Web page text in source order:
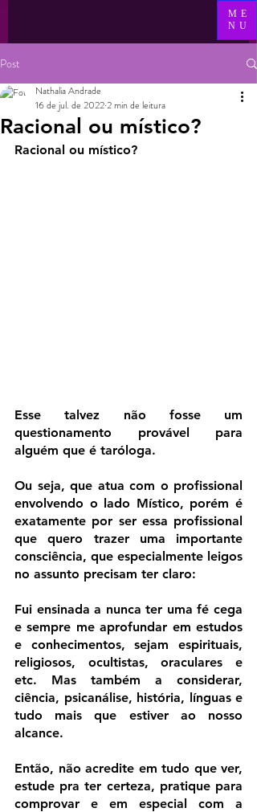
ME
NU
Post
Racional ou místico?
Nathalia Andrade
16 de jul. de 20222 min de leitura
Racional ou místico?
Esse talvez não fosse um
questionamento provável para
alguém que é taróloga.
Ou seja, que atua com o profissional
envolvendo o lado Místico, porém é
exatamente por ser essa profissional
que quero trazer uma importante
consciência, que especialmente leigos
no assunto precisam ter claro:
Fui ensinada a nunca ter uma fé cega
e sempre me aprofundar em estudos
e conhecimentos, sejam espirituais,
religiosos, ocultistas, oraculares e
etc. Mas também a considerar,
ciência, psicanálise, história, línguas e
tudo mais que estiver ao nosso
alcance.
Então, não acredite em tudo que ver,
estude pra ter certeza, pratique para
comprovar e em especial com a